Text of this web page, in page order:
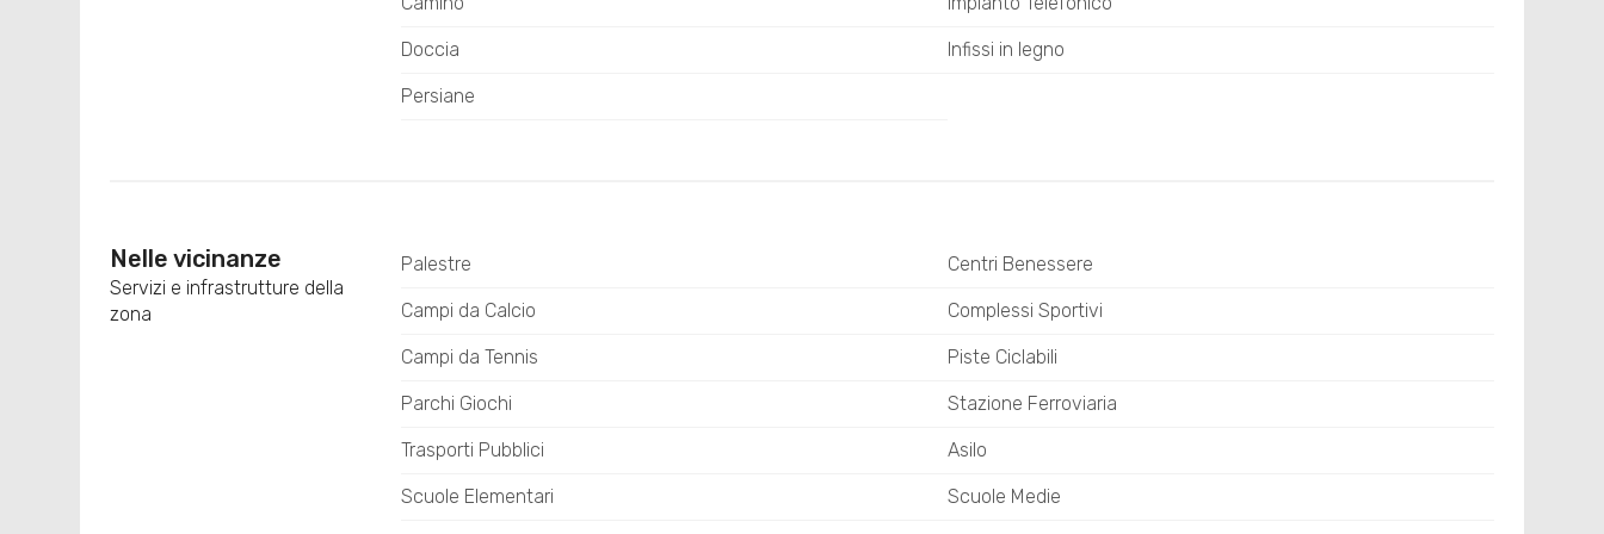
Doccia Infissi in legno
Persiane
Nelle vicinanze
Servizi e infrastrutture della
zona
Palestre Centri Benessere
Campi da Calcio Complessi Sportivi
Campi da Tennis Piste Ciclabili
Parchi Giochi Stazione Ferroviaria
Trasporti Pubblici Asilo
Scuole Elementari Scuole Medie